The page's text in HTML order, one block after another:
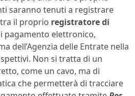
saranno tenuti a registrare
il proprio registratore di
pagamento elettronico,
dell’Agenzia delle Entrate nella
Non si tratta di un
come un cavo, ma di
che permetterà di tracciare